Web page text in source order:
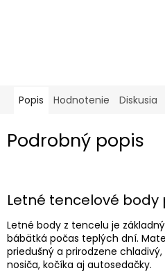
Popis Hodnotenie Diskusia
Podrobný popis
Letné tencelové
Letné body z tencelu je
bábätká počas teplých dní.
priedušný a prirodzene
nosiča, kočíka aj autosedačky.